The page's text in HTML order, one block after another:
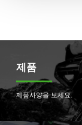
제품
제품사양을 보세요.